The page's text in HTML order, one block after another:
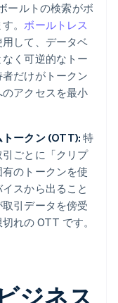
ールトの検索がボ
す。ボールトレス
して、データベ
く可逆的なトー
だけがトークン
アクセスを最小
ークン (OTT): 特
引ごとに「クリプ
のトークンを使
スから出ること
引データを傍受
れの OTT です。
ジネス